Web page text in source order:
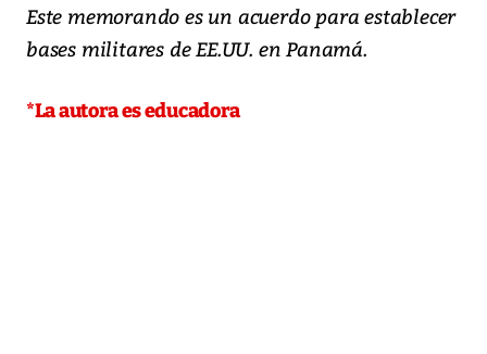
Este memorando es un acuerdo para establecer
bases militares de EE.UU. en Panamá.
*La autora es educadora